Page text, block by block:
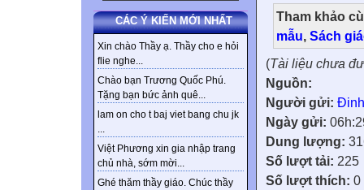
CÁC Ý KIẾN MỚI NHẤT
Xin chào Thầy ạ. Thầy cho e hỏi
flie nghe...
Chào bạn Trương Quốc Phú.
Tặng bạn bức ảnh quê...
lam on cho t baj viet bang chu jk
...
Việt Phương xin gia nhập trang
chủ nhà, sớm mời...
Ghé thăm thầy giáo. Chúc thầy
Tham khảo
mẫu, Sách
(Tài liệu chưa
Nguồn:
Người gửi:
Ngày gửi:
Dung lượng:
Số lượt tải: 225
Số lượt thích: 0